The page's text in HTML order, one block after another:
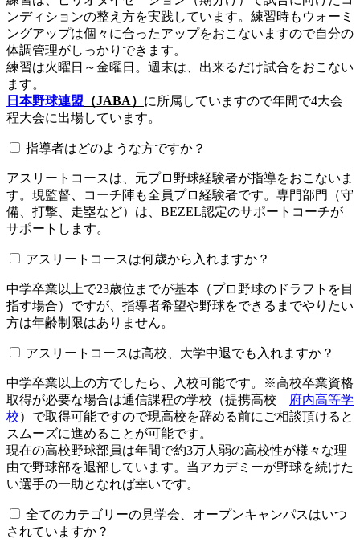
ンディションの整え方を実践しています。練習時もウォーミ
ングアップは個々に合ったアップをおこないますので自分の
体調管理がしっかりできます。
練習は火曜日～金曜日。週末は、出来るだけ試合をおこない
ます。
日本野球連盟 （JABA） に所属していますので年間で4大会
程大会に出場しています。
指導者はどのような方ですか？
アスリートコースは、元プロ野球経験者が指導をおこないま
す。現監督、コーチ陣も全員プロ経験者です。専門部門（守
備、打撃、走塁など）は、BEZEL認定のサポートコーチが
サポートします。
アスリートコースは何歳から入れますか？
中学卒業以上で23歳位までが基本（プロ野球のドラフトを目
指す場合）ですが、指導者希望や野球をできるまでやりたい
方は年齢制限はありません。
アスリートコースは高校、大学中退でも入れますか？
中学卒業以上の方でしたら、入校可能です。※高校卒業資格
取得が必要な場合は通信課程の学校（提携高校
府内高等学
校）で取得可能ですので現高校を辞める前にご相談頂けると
スムーズに進めることが可能です。
現在の高校野球部員は年間で約3万人弱の高校性が様々な理
由で野球部を退部しています。当アカデミーが野球を続けた
い選手の一助となれば幸いです。
全てのカテゴリーの見学会、オープンキャンパスはいつ
されていますか？​​​​​